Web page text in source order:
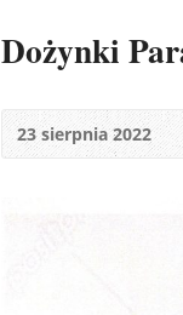
Dożynki
23 sierpnia 2022